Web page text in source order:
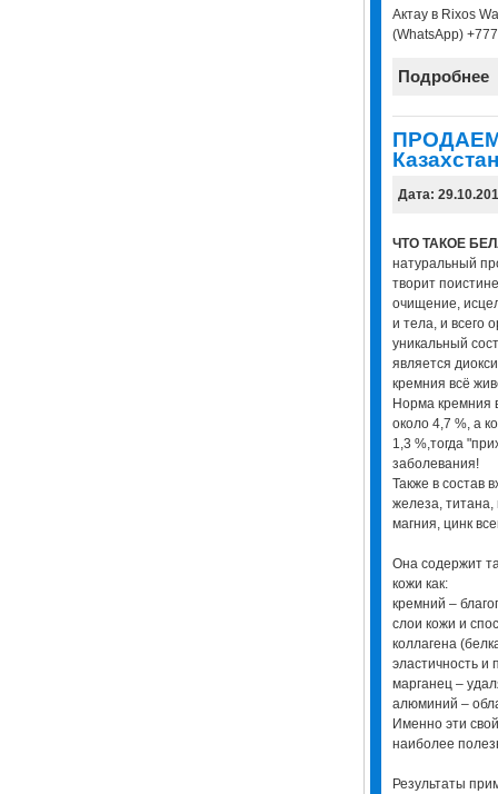
Актау в Rixos
(WhatsApp)
Подробнее
Дата:
ЧТО ТАКОЕ
натуральный
творит
очищение,
и тела, и всего
уникальный
является
кремния всё
Норма кремния
около 4,7 %, а
1,3 %,тогда
заболевания!
Также в состав
железа, титана,
магния, цинк
Она содержит
кожи как:
кремний –
слои кожи и
коллагена
эластичность и
марганец –
алюминий –
Именно эти
наиболее
Результаты